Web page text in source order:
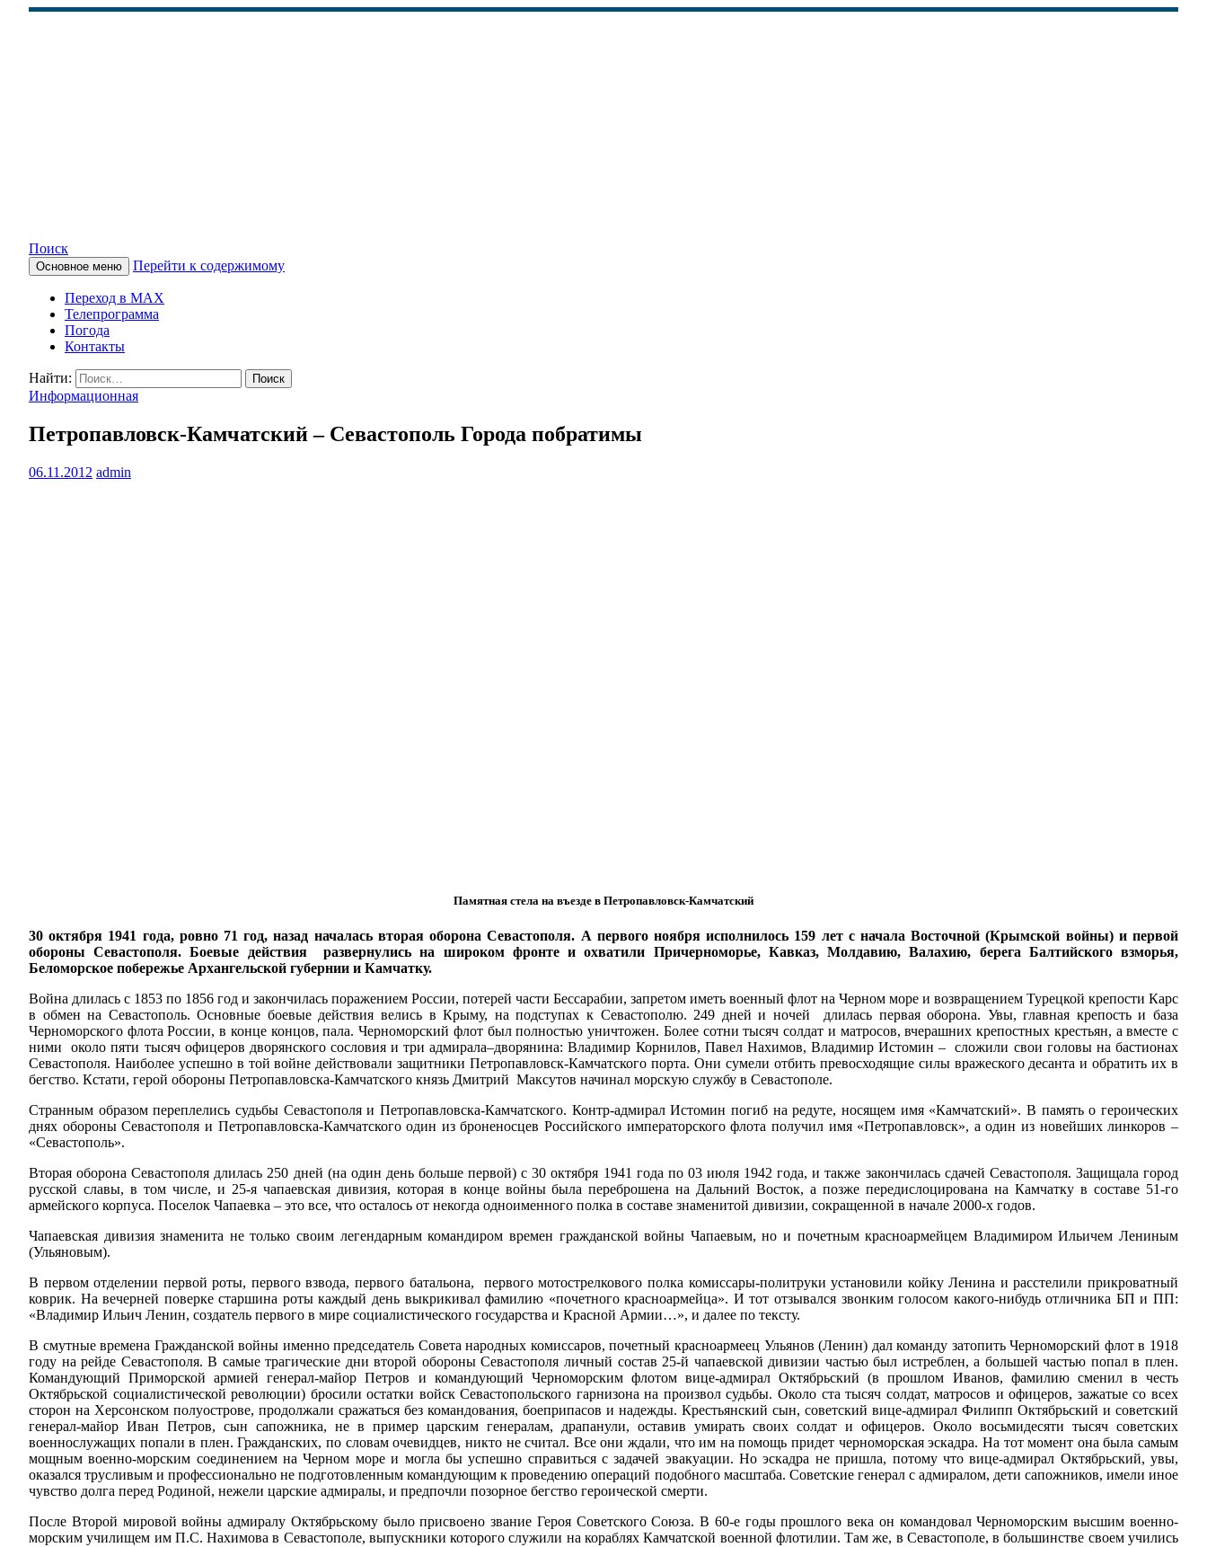
КАМЧАТСКОЕ ИНФОРМАЦИОННОЕ АГЕНТСТВО (КИА «ВЕСТИ»)
Поиск
Основное меню Перейти к содержимому
Переход в MAX
Телепрограмма
Погода
Контакты
Найти:
Информационная
Петропавловск-Камчатский – Севастополь Города побратимы
06.11.2012 admin
Памятная стела на въезде в Петропавловск-Камчатский
30 октября 1941 года, ровно 71 год, назад началась вторая оборона Севастополя. А первого ноября исполнилось 159 лет с начала Восточной (Крымской войны) и первой
обороны Севастополя. Боевые действия развернулись на широком фронте и охватили Причерноморье, Кавказ, Молдавию, Валахию, берега Балтийского взморья,
Беломорское побережье Архангельской губернии и Камчатку.
Война длилась с 1853 по 1856 год и закончилась поражением России, потерей части Бессарабии, запретом иметь военный флот на Черном море и возвращением Турецкой крепости Карс
в обмен на Севастополь. Основные боевые действия велись в Крыму, на подступах к Севастополю. 249 дней и ночей длилась первая оборона. Увы, главная крепость и база
Черноморского флота России, в конце концов, пала. Черноморский флот был полностью уничтожен. Более сотни тысяч солдат и матросов, вчерашних крепостных крестьян, а вместе с
ними около пяти тысяч офицеров дворянского сословия и три адмирала–дворянина: Владимир Корнилов, Павел Нахимов, Владимир Истомин – сложили свои головы на бастионах
Севастополя. Наиболее успешно в той войне действовали защитники Петропавловск-Камчатского порта. Они сумели отбить превосходящие силы вражеского десанта и обратить их в
бегство. Кстати, герой обороны Петропавловска-Камчатского князь Дмитрий Максутов начинал морскую службу в Севастополе.
Странным образом переплелись судьбы Севастополя и Петропавловска-Камчатского. Контр-адмирал Истомин погиб на редуте, носящем имя «Камчатский». В память о героических
днях обороны Севастополя и Петропавловска-Камчатского один из броненосцев Российского императорского флота получил имя «Петропавловск», а один из новейших линкоров –
«Севастополь».
Вторая оборона Севастополя длилась 250 дней (на один день больше первой) с 30 октября 1941 года по 03 июля 1942 года, и также закончилась сдачей Севастополя. Защищала город
русской славы, в том числе, и 25-я чапаевская дивизия, которая в конце войны была переброшена на Дальний Восток, а позже передислоцирована на Камчатку в составе 51-го
армейского корпуса. Поселок Чапаевка – это все, что осталось от некогда одноименного полка в составе знаменитой дивизии, сокращенной в начале 2000-х годов.
Чапаевская дивизия знаменита не только своим легендарным командиром времен гражданской войны Чапаевым, но и почетным красноармейцем Владимиром Ильичем Лениным
(Ульяновым).
В первом отделении первой роты, первого взвода, первого батальона, первого мотострелкового полка комиссары-политруки установили койку Ленина и расстелили прикроватный
коврик. На вечерней поверке старшина роты каждый день выкрикивал фамилию «почетного красноармейца». И тот отзывался звонким голосом какого-нибудь отличника БП и ПП:
«Владимир Ильич Ленин, создатель первого в мире социалистического государства и Красной Армии…», и далее по тексту.
В смутные времена Гражданской войны именно председатель Совета народных комиссаров, почетный красноармеец Ульянов (Ленин) дал команду затопить Черноморский флот в 1918
году на рейде Севастополя. В самые трагические дни второй обороны Севастополя личный состав 25-й чапаевской дивизии частью был истреблен, а большей частью попал в плен.
Командующий Приморской армией генерал-майор Петров и командующий Черноморским флотом вице-адмирал Октябрьский (в прошлом Иванов, фамилию сменил в честь
Октябрьской социалистической революции) бросили остатки войск Севастопольского гарнизона на произвол судьбы. Около ста тысяч солдат, матросов и офицеров, зажатые со всех
сторон на Херсонском полуострове, продолжали сражаться без командования, боеприпасов и надежды. Крестьянский сын, советский вице-адмирал Филипп Октябрьский и советский
генерал-майор Иван Петров, сын сапожника, не в пример царским генералам, драпанули, оставив умирать своих солдат и офицеров. Около восьмидесяти тысяч советских
военнослужащих попали в плен. Гражданских, по словам очевидцев, никто не считал. Все они ждали, что им на помощь придет черноморская эскадра. На тот момент она была самым
мощным военно-морским соединением на Черном море и могла бы успешно справиться с задачей эвакуации. Но эскадра не пришла, потому что вице-адмирал Октябрьский, увы,
оказался трусливым и профессионально не подготовленным командующим к проведению операций подобного масштаба. Советские генерал с адмиралом, дети сапожников, имели иное
чувство долга перед Родиной, нежели царские адмиралы, и предпочли позорное бегство героической смерти.
После Второй мировой войны адмиралу Октябрьскому было присвоено звание Героя Советского Союза. В 60-е годы прошлого века он командовал Черноморским высшим военно-
морским училищем им П.С. Нахимова в Севастополе, выпускники которого служили на кораблях Камчатской военной флотилии. Там же, в Севастополе, в большинстве своем учились